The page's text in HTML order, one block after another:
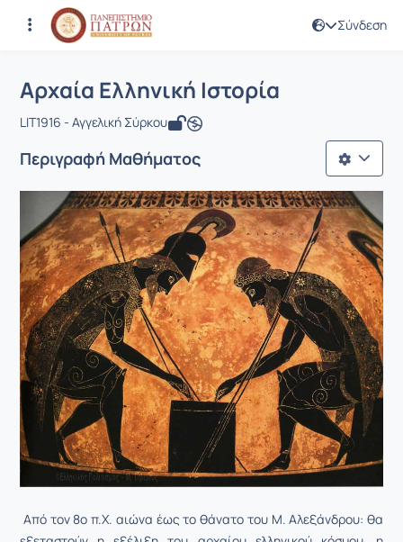
Σύνδεση
Αρχική Σελίδα
Μάθημα : Αρχαία Ελληνική Ιστορία
Κωδικός : LIT1916
Αρχαία Ελληνική Ιστορία
LIT1916 - Αγγελική Σύρκου
Περιγραφή Μαθήματος
Από τον 8ο π.Χ. αιώνα έως το θάνατο του Μ. Αλεξάνδρου: θα